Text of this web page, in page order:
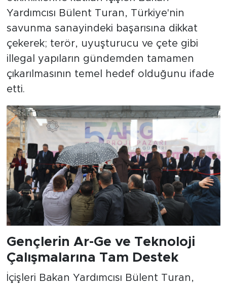
Yardımcısı Bülent Turan, Türkiye'nin
savunma sanayindeki başarısına dikkat
çekerek; terör, uyuşturucu ve çete gibi
illegal yapıların gündemden tamamen
çıkarılmasının temel hedef olduğunu ifade
etti.
Gençlerin Ar-Ge ve Teknoloji
Çalışmalarına Tam Destek
İçişleri Bakan Yardımcısı Bülent Turan,